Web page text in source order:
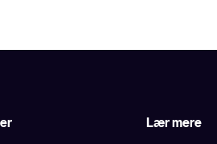
Lær mere